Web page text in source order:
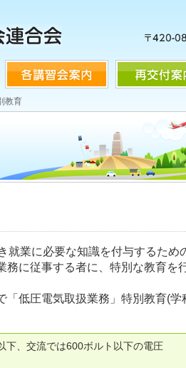
教育
業に必要な知識を付与するため
に従事する者に、特別な教育を
低圧電気取扱業務」特別教育(学
下、交流では600ボルト以下の電圧